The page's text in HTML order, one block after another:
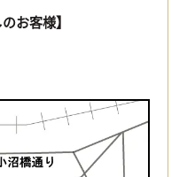
お客様】